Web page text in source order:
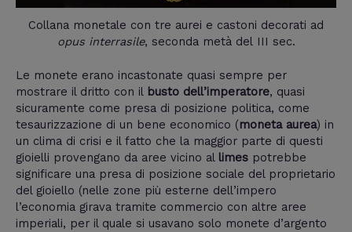
Collana monetale con tre aurei e castoni decorati ad
opus interrasile, seconda metà del III sec.
Le monete erano incastonate quasi sempre per
mostrare il dritto con il busto dell’imperatore, quasi
sicuramente come presa di posizione politica, come
tesaurizzazione di un bene economico (moneta aurea) in
un clima di crisi e il fatto che la maggior parte di questi
gioielli provengano da aree vicino al limes potrebbe
significare una presa di posizione sociale del proprietario
del gioiello (nelle zone più esterne dell’impero
l’economia girava tramite commercio con altre aree
imperiali, per il quale si usavano solo monete d’argento